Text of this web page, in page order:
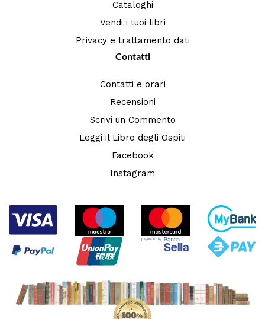
Cataloghi
Vendi i tuoi libri
Privacy e trattamento dati
Contatti
Contatti e orari
Recensioni
Scrivi un Commento
Leggi il Libro degli Ospiti
Facebook
Instagram